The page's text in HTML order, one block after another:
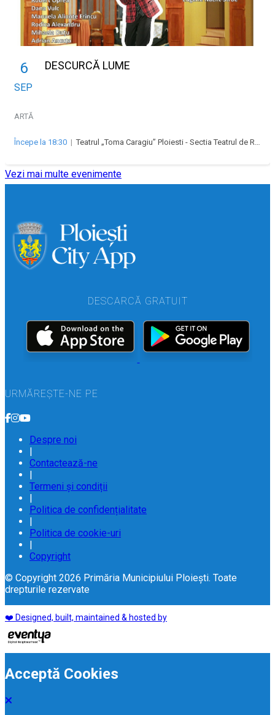
6
SEP
DESCURCĂ LUME
ARTĂ
Începe la 18:30 |Teatrul „Toma Caragiu” Ploiesti - Sectia Teatrul de Revista „Majestic”
Vezi mai multe evenimente
DESCARCĂ GRATUIT
URMĂREȘTE-NE PE
Despre noi
|
Contactează-ne
|
Termeni și condiții
|
Politica de confidențialitate
|
Politica de cookie-uri
|
Copyright
© Copyright 2026 Primăria Municipiului Ploiești. Toate
drepturile rezervate
❤️ Designed, built, maintained & hosted by
Acceptă Cookies